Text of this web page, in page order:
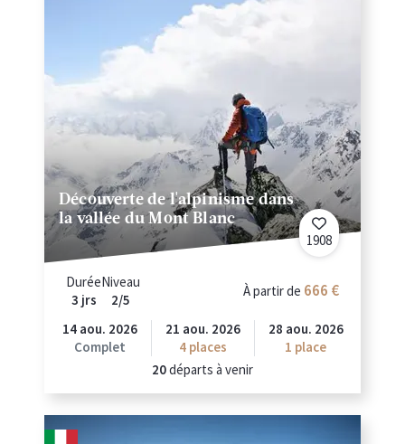
Découverte de l'alpinisme dans
la vallée du Mont Blanc
1908
Durée
3 jrs
Niveau
2/5
À partir de 666
14 aou. 2026
Complet
21 aou. 2026
4places
28 aou. 2026
1 place
20départs à venir